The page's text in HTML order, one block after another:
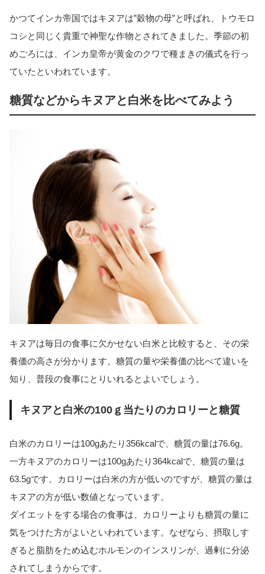
かつてインカ帝国ではキヌアは”穀物の母”と呼ばれ、トウモロ
コシと同じく貴重で神聖な作物とされてきました。季節の初
めごろには、インカ皇帝が黄金のクワで種まきの儀式を行っ
ていたといわれています。
糖質などからキヌアと白米を比べてみよう
キヌアは毎日の食事に欠かせない白米と比較すると、その栄
養価の高さが分かります。糖質の量や栄養価の比べて違いを
知り、普段の食事にとりいれるとよいでしょう。
キヌアと白米の100ｇ当たりのカロリーと糖質
白米のカロリーは100gあたり356kcalで、糖質の量は76.6g。
一方キヌアのカロリーは100gあたり364kcalで、糖質の量は
63.5gです。カロリーは白米の方が低いのですが、糖質の量は
キヌアの方が低い数値となっています。
ダイエットをする場合の食事は、カロリーよりも糖質の量に
気をつけた方がよいといわれています。なぜなら、摂取しす
ぎると脂肪をため込むホルモンのインスリンが、過剰に分泌
されてしまうからです。